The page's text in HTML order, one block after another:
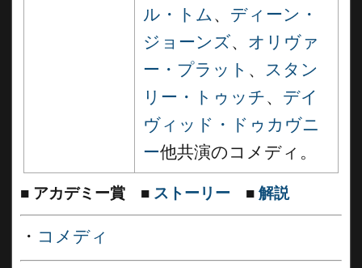
ル・トム、 ディーン・
ジョーンズ、 オリヴァ
ー・プラット 、 スタン
リー・トゥッチ、 デイ
ヴィッド・ドゥカヴニ
ー他共演のコメディ。
■ アカデミー賞 ■ ストーリー ■ 解説
・ コメディ